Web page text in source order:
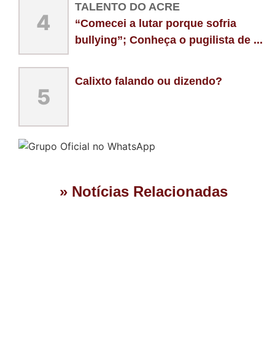
4
TALENTO DO ACRE
“Comecei a lutar porque sofria
bullying”; Conheça o pugilista de ...
5
Calixto falando ou dizendo?
» Notícias Relacionadas